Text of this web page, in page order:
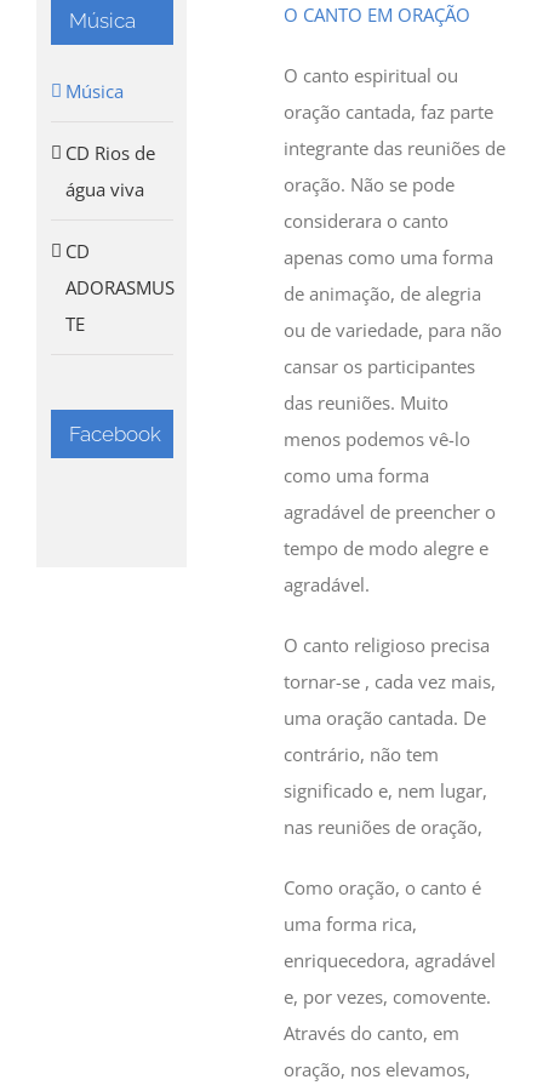
O CANTO EM ORAÇÃO
O canto espiritual ou
oração cantada, faz parte
integrante das reuniões de
oração. Não se pode
considerara o canto
apenas como uma forma
de animação, de alegria
ou de variedade, para não
cansar os participantes
das reuniões. Muito
menos podemos vê-lo
como uma forma
agradável de preencher o
tempo de modo alegre e
agradável.
O canto religioso precisa
tornar-se , cada vez mais,
uma oração cantada. De
contrário, não tem
significado e, nem lugar,
nas reuniões de oração,
Como oração, o canto é
uma forma rica,
enriquecedora, agradável
e, por vezes, comovente.
Através do canto, em
oração, nos elevamos,
Música
Música
CD Rios de
água viva
CD
ADORASMUS
TE
Facebook